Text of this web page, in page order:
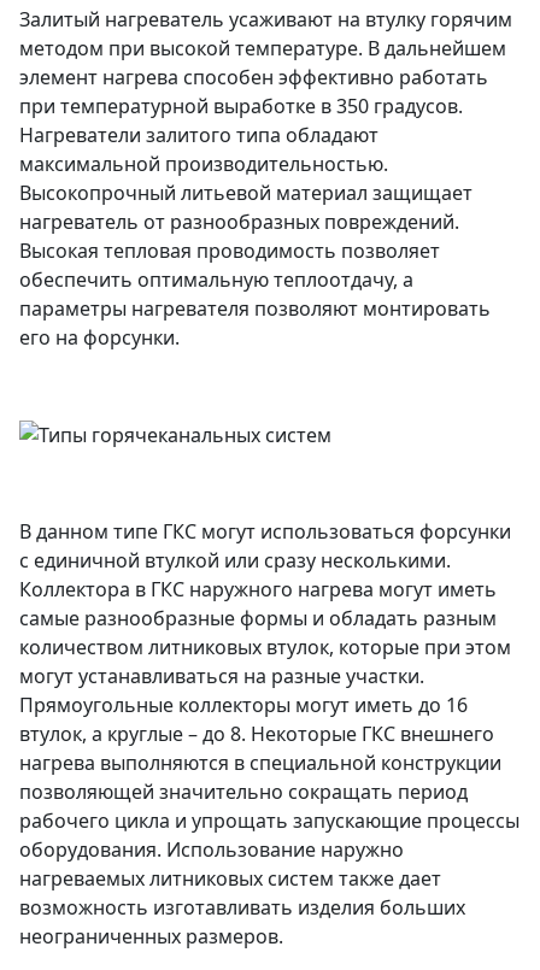
Залитый нагреватель усаживают на втулку горячим
методом при высокой температуре. В дальнейшем
элемент нагрева способен эффективно работать
при температурной выработке в 350 градусов.
Нагреватели залитого типа обладают
максимальной производительностью.
Высокопрочный литьевой материал защищает
нагреватель от разнообразных повреждений.
Высокая тепловая проводимость позволяет
обеспечить оптимальную теплоотдачу, а
параметры нагревателя позволяют монтировать
его на форсунки.
В данном типе ГКС могут использоваться форсунки
с единичной втулкой или сразу несколькими.
Коллектора в ГКС наружного нагрева могут иметь
самые разнообразные формы и обладать разным
количеством литниковых втулок, которые при этом
могут устанавливаться на разные участки.
Прямоугольные коллекторы могут иметь до 16
втулок, а круглые – до 8. Некоторые ГКС внешнего
нагрева выполняются в специальной конструкции
позволяющей значительно сокращать период
рабочего цикла и упрощать запускающие процессы
оборудования. Использование наружно
нагреваемых литниковых систем также дает
возможность изготавливать изделия больших
неограниченных размеров.